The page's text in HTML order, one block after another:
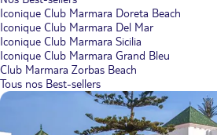
Iconique Club Marmara Doreta Beach
Iconique Club Marmara Del Mar
Iconique Club Marmara Sicilia
Iconique Club Marmara Grand Bleu
Club Marmara Zorbas Beach
Tous nos Best-sellers